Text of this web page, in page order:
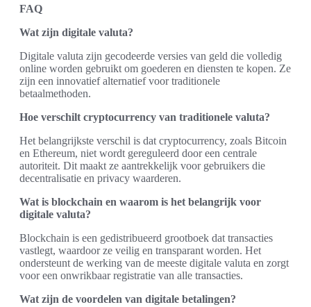
FAQ
Wat zijn digitale valuta?
Digitale valuta zijn gecodeerde versies van geld die volledig
online worden gebruikt om goederen en diensten te kopen. Ze
zijn een innovatief alternatief voor traditionele
betaalmethoden.
Hoe verschilt cryptocurrency van traditionele valuta?
Het belangrijkste verschil is dat cryptocurrency, zoals Bitcoin
en Ethereum, niet wordt gereguleerd door een centrale
autoriteit. Dit maakt ze aantrekkelijk voor gebruikers die
decentralisatie en privacy waarderen.
Wat is blockchain en waarom is het belangrijk voor
digitale valuta?
Blockchain is een gedistribueerd grootboek dat transacties
vastlegt, waardoor ze veilig en transparant worden. Het
ondersteunt de werking van de meeste digitale valuta en zorgt
voor een onwrikbaar registratie van alle transacties.
Wat zijn de voordelen van digitale betalingen?